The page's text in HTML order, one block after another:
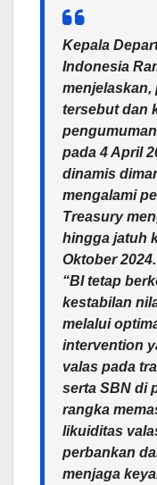
Kepala
Indonesia
menjelaskan,
tersebut dan
pada 4 April
dinamis
mengalami
Treasury
hingga jatuh
Oktober 2024.
“BI tetap
kestabilan
melalui
intervention
valas pada
serta SBN di
rangka
likuiditas
perbankan
menjaga